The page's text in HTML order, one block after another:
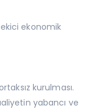
ekonomik
kurulması.
yabancı ve